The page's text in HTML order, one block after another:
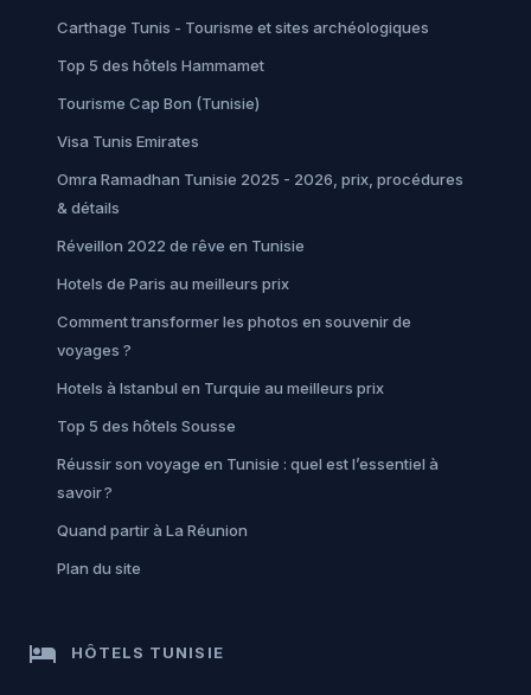
Carthage Tunis - Tourisme et sites archéologiques
Top 5 des hôtels Hammamet
Tourisme Cap Bon (Tunisie)
Visa Tunis Emirates
Omra Ramadhan Tunisie 2025 - 2026, prix, procédures
& détails
Réveillon 2022 de rêve en Tunisie
Hotels de Paris au meilleurs prix
Comment transformer les photos en souvenir de
voyages ?
Hotels à Istanbul en Turquie au meilleurs prix
Top 5 des hôtels Sousse
Réussir son voyage en Tunisie : quel est l’essentiel à
savoir ?
Quand partir à La Réunion
Plan du site
hotel HÔTELS TUNISIE